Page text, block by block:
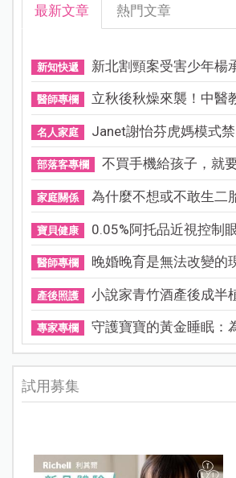
最新文章 熱門文章
新知快遞 新北割頸案受害少年楊
醫師專欄 立秋後秋燥來襲！中醫
名人家庭 Janet謝怡芬虎媽模式
部落客專欄 不買手機給孩子，就
家庭關係 為什麼不想或不敢生二
寶貝健康 0.05%阿托品近視控制
醫師專欄 晚婚晚育是無法改變的
產後照護 小說家青竹酒產後成半
專家專欄 守護寶寶的黃金睡眠：
試用募集